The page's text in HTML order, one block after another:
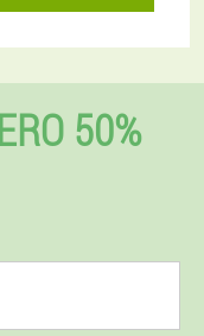
50%